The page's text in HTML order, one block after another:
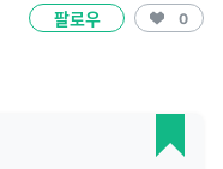
팔로우 0